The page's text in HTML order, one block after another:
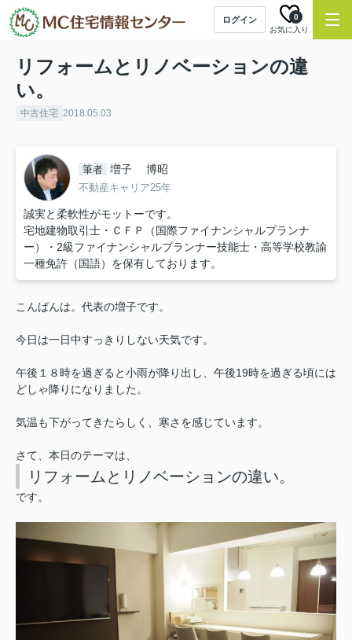
ログイン
お気に入り
0
リフォームとリノベーションの違
い。
中古住宅 2018.05.03
筆者 増子 博昭
不動産キャリア25年
誠実と柔軟性がモットーです。
宅地建物取引士・ＣＦＰ（国際ファイナンシャルプランナ
ー）・2級ファイナンシャルプランナー技能士・高等学校教諭
一種免許（国語）を保有しております。
こんばんは。代表の増子です。
今日は一日中すっきりしない天気です。
午後１８時を過ぎると小雨が降り出し、午後19時を過ぎる頃には
どしゃ降りになりました。
気温も下がってきたらしく、寒さを感じています。
さて、本日のテーマは、
リフォームとリノベーションの違い。
です。